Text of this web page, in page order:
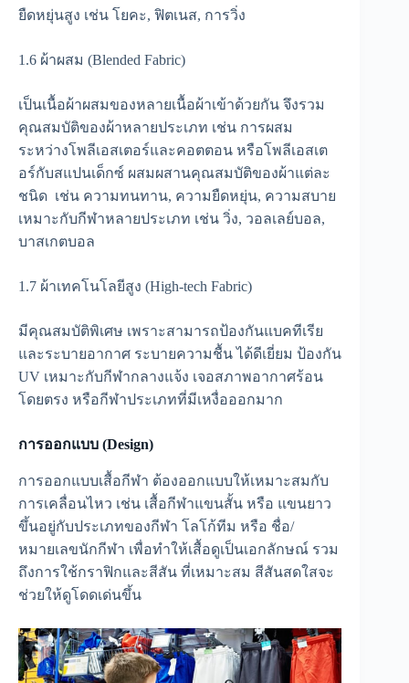
ยืดหยุ่นสูง เช่น โยคะ, ฟิตเนส, การวิ่ง
1.6 ผ้าผสม (Blended Fabric)
เป็นเนื้อผ้าผสมของหลายเนื้อผ้าเข้าด้วยกัน จึงรวม
คุณสมบัติของผ้าหลายประเภท เช่น การผสม
ระหว่างโพลีเอสเตอร์และคอตตอน หรือโพลีเอสเต
อร์กับสแปนเด็กซ์ ผสมผสานคุณสมบัติของผ้าแต่ละ
ชนิด เช่น ความทนทาน, ความยืดหยุ่น, ความสบาย
เหมาะกับกีฬาหลายประเภท เช่น วิ่ง, วอลเลย์บอล,
บาสเกตบอล
1.7 ผ้าเทคโนโลยีสูง (High-tech Fabric)
มีคุณสมบัติพิเศษ เพราะสามารถป้องกันแบคทีเรีย
และระบายอากาศ ระบายความชื้น ได้ดีเยี่ยม ป้องกัน
UV เหมาะกับกีฬากลางแจ้ง เจอสภาพอากาศร้อน
โดยตรง หรือกีฬาประเภทที่มีเหงื่อออกมาก
การออกแบบ (Design)
การออกแบบเสื้อกีฬา ต้องออกแบบให้เหมาะสมกับ
การเคลื่อนไหว เช่น เสื้อกีฬาแขนสั้น หรือ แขนยาว
ขึ้นอยู่กับประเภทของกีฬา โลโก้ทีม หรือ ชื่อ/
หมายเลขนักกีฬา เพื่อทำให้เสื้อดูเป็นเอกลักษณ์ รวม
ถึงการใช้กราฟิกและสีสัน ที่เหมาะสม สีสันสดใสจะ
ช่วยให้ดูโดดเด่นขึ้น